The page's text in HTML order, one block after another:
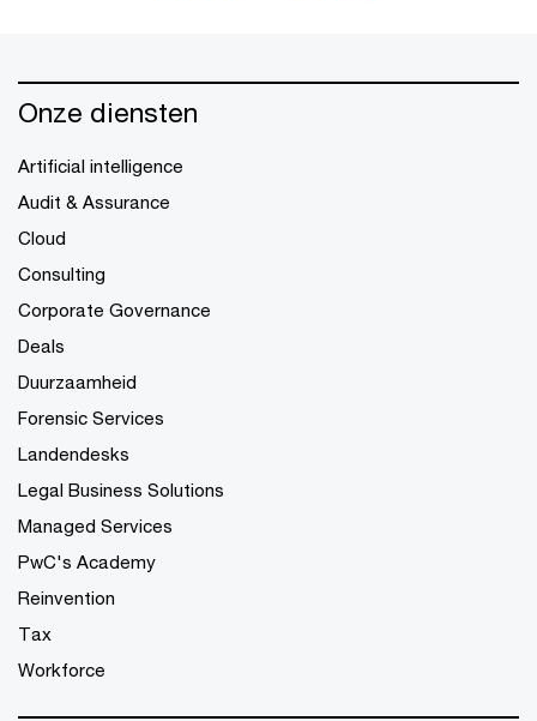
Onze diensten
Artificial intelligence
Audit & Assurance
Cloud
Consulting
Corporate Governance
Deals
Duurzaamheid
Forensic Services
Landendesks
Legal Business Solutions
Managed Services
PwC's Academy
Reinvention
Tax
Workforce